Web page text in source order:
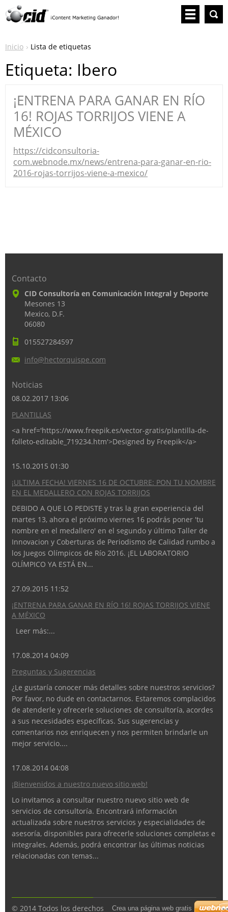
Inicio Lista de etiquetas
Etiqueta: Ibero
¡ENTRENA PARA GANAR EN RÍO
16! ROJAS TORRIJOS VIENE A
MÉXICO
https://cidconsultoria-
com.webnode.mx/news/entrena-para-ganar-en-rio-
2016-rojas-torrijos-viene-a-mexico/
Contacto
CID Consultoría en Comunicación Integral y Deporte
Mesones 13
Mexico, D.F.
06080
015527284597
info@hectorquispe.com
Noticias
08.02.2017 13:06
PLANTILLAS
<a href='https://www.freepik.es/vector-gratis/plantilla-de-
folleto-editable_719234.htm'>Designed by Freepik</a>
15.10.2015 01:30
¡ULTIMA FECHA! VIERNES 16 DE OCTUBRE: PON TU NOMBRE
EN EL MEDALLERO CON ROJAS TORRIJOS
DEBIDO A QUE LO PEDISTE y tras la gran experiencia del
martes 13, ahora el próximo viernes 16 podrás poner 'tu
nombre en el medallero' en el segundo y último Taller de
Innovacion y Coberturas de Periodismo de Calidad rumbo a
los Juegos Olímpicos de Río 2016. ¡EL LABORATORIO
OLÍMPICO YA ESTÁ EN...
27.09.2015 11:52
¡ENTRENA PARA GANAR EN RÍO 16! ROJAS TORRIJOS VIENE
A MÉXICO
Leer más:...
17.08.2014 04:09
Preguntas y Sugerencias
¿Le gustaría conocer más detalles sobre nuestros servicios?
Por favor, no dude en contactarnos. Estaremos complacidos
de atenderle y ofrecerle soluciones de consultoría, acordes
a sus necesidades específicas. Sus sugerencias y
comentarios nos enriquecen y nos permiten brindarle un
mejor servicio....
17.08.2014 04:08
¡Bienvenidos a nuestro nuevo sitio web!
Lo invitamos a consultar nuestro nuevo sitio web de
servicios de consultoría. Encontrará información
actualizada sobre nuestros servicios y especialidades de
asesoría, disponibles para ofrecerle soluciones completas e
integrales. Además, podrá encontrar las últimas noticias
relacionadas con temas...
© 2014 Todos los derechos Crea una página web gratis